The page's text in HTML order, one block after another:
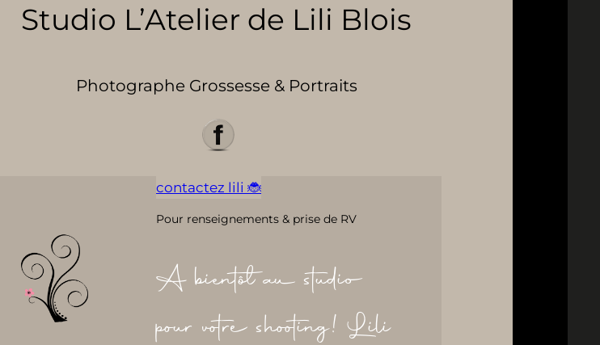
Studio L’Atelier de Lili Blois
Photographe Grossesse & Portraits
contactez lili 🐞
Pour renseignements & prise de RV
A bientôt au studio
pour votre shooting! Lili